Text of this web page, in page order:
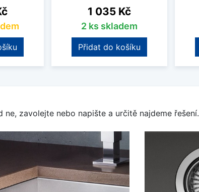
Cena
1 035 Kč
2 ks skladem
Přidat do košíku
zavolejte nebo napište a určitě najdeme řešení.